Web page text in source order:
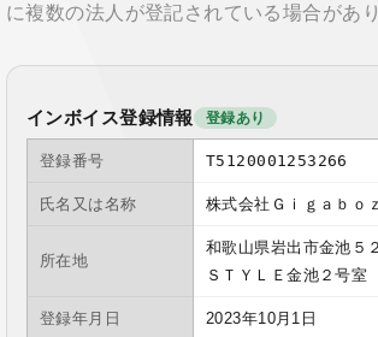
に複数の法人が登記されている場合があり
インボイス登録情報 登録あり
登録番号 T5120001253266
氏名又は名称 株式会社Ｇｉｇａｂｏ
所在地
和歌山県岩出市金池５
ＳＴＹＬＥ金池２号室
登録年月日 2023年10月1日